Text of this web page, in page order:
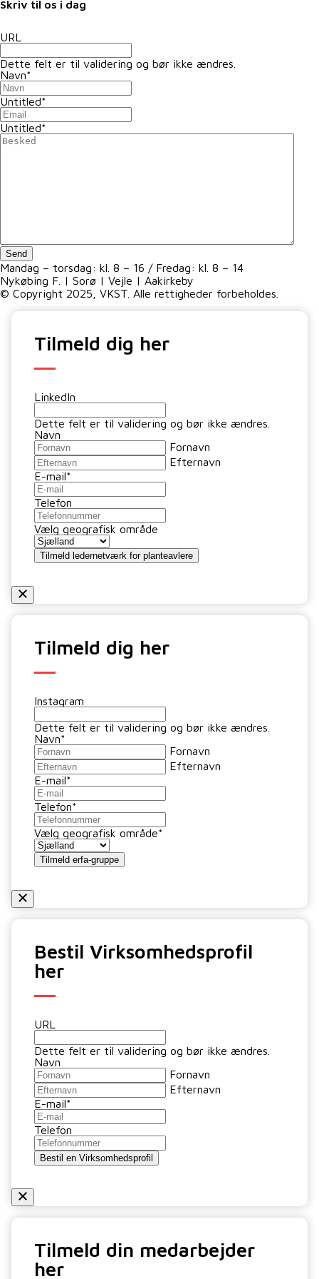
Skriv til os i dag
URL
Dette felt er til validering og bør ikke ændres.
Navn*
Untitled*
Untitled*
Send
Mandag – torsdag: kl. 8 – 16 / Fredag: kl. 8 – 14
Nykøbing F. | Sorø | Vejle | Aakirkeby
© Copyright 2025, VKST. Alle rettigheder forbeholdes.
Tilmeld dig her
LinkedIn
Dette felt er til validering og bør ikke ændres.
Navn
Fornavn
Efternavn
E-mail*
Telefon
Vælg geografisk område
Tilmeld ledernetværk for planteavlere
Tilmeld dig her
Instagram
Dette felt er til validering og bør ikke ændres.
Navn*
Fornavn
Efternavn
E-mail*
Telefon*
Vælg geografisk område*
Tilmeld erfa-gruppe
Bestil Virksomhedsprofil
her
URL
Dette felt er til validering og bør ikke ændres.
Navn
Fornavn
Efternavn
E-mail*
Telefon
Bestil en Virksomhedsprofil
Tilmeld din medarbejder
her